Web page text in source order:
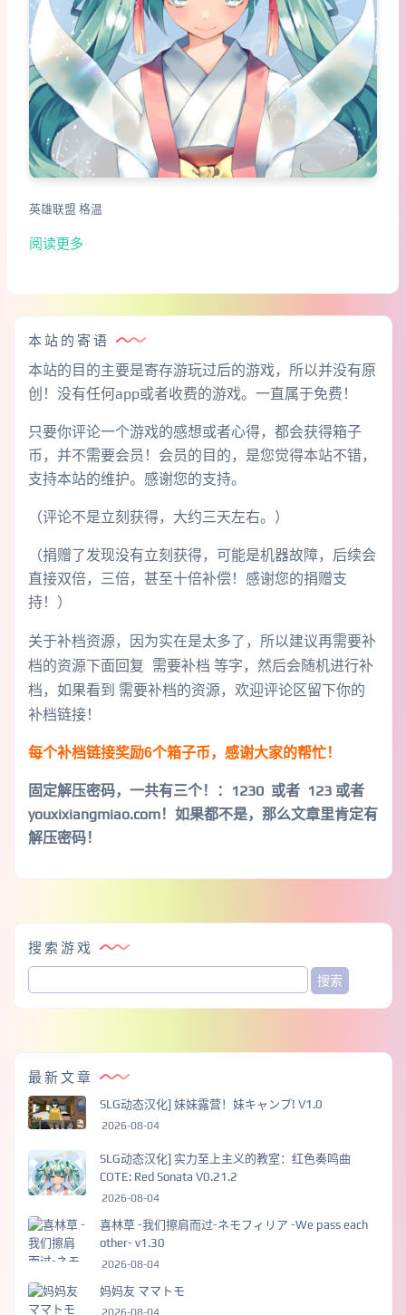
英雄联盟 格温
阅读更多
本站的寄语
本站的目的主要是寄存游玩过后的游戏，所以并没有原
创！没有任何app或者收费的游戏。一直属于免费！
只要你评论一个游戏的感想或者心得，都会获得箱子
币，并不需要会员！会员的目的，是您觉得本站不错，
支持本站的维护。感谢您的支持。
（评论不是立刻获得，大约三天左右。）
（捐赠了发现没有立刻获得，可能是机器故障，后续会
直接双倍，三倍，甚至十倍补偿！感谢您的捐赠支
持！）
关于补档资源，因为实在是太多了，所以建议再需要补
档的资源下面回复 需要补档 等字，然后会随机进行补
档，如果看到 需要补档的资源，欢迎评论区留下你的
补档链接！
每个补档链接奖励6个箱子币，感谢大家的帮忙！
固定解压密码，一共有三个！
：1230 或者 123 或者
youxixiangmiao.com！如果都不是，那么文章里肯定有
解压密码！
搜索游戏
最新文章
SLG动态汉化] 妹妹露营！妹キャンプ! V1.0
2026-08-04
SLG动态汉化] 实力至上主义的教室：红色奏鸣曲
COTE: Red Sonata V0.21.2
2026-08-04
喜林草 -我们擦肩而过-ネモフィリア -We pass each
other- v1.30
2026-08-04
妈妈友 ママトモ
2026-08-04